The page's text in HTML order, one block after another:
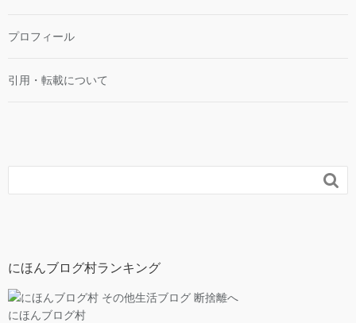
プロフィール
引用・転載について

にほんブログ村ランキング
にほんブログ村